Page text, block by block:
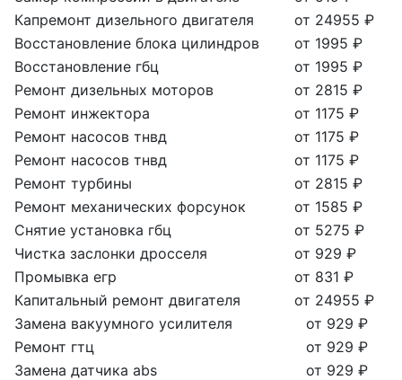
Капремонт дизельного двигателя
от 24955 ₽
Восстановление блока цилиндров
от 1995 ₽
Восстановление гбц
от 1995 ₽
Ремонт дизельных моторов
от 2815 ₽
Ремонт инжектора
от 1175 ₽
Ремонт насосов тнвд
от 1175 ₽
Ремонт насосов тнвд
от 1175 ₽
Ремонт турбины
от 2815 ₽
Ремонт механических форсунок
от 1585 ₽
Снятие установка гбц
от 5275 ₽
Чистка заслонки дросселя
от 929 ₽
Промывка егр
от 831 ₽
Капитальный ремонт двигателя
от 24955 ₽
Замена вакуумного усилителя
от 929 ₽
Ремонт гтц
от 929 ₽
Замена датчика abs
от 929 ₽